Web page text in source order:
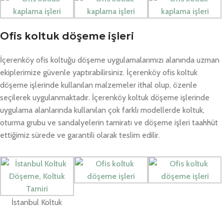
Ofis koltuk döşeme işleri
İçerenköy ofis koltuğu döşeme uygulamalarımızı alanında uzman
ekiplerimize güvenle yaptırabilirsiniz. İçerenköy ofis koltuk
döşeme işlerinde kullanılan malzemeler ithal olup, özenle
seçilerek uygulanmaktadır. İçerenköy koltuk döşeme işlerinde
uygulama alanlarında kullanılan çok farklı modellerde koltuk,
oturma grubu ve sandalyelerin tamiratı ve döşeme işleri taahhüt
ettiğimiz sürede ve garantili olarak teslim edilir.
İstanbul Koltuk